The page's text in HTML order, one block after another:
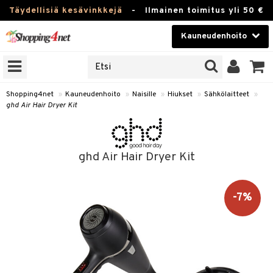
Täydellisiä kesävinkkejä - Ilmainen toimitus yli 50 €
Kauneudenhoito
Kauneudenhoito
Piilolinssit
Lelut, Lapsi & Vauva
Shopping4net » Kauneudenhoito » Naisille » Hiukset » Sähkölaitteet »
ghd Air Hair Dryer Kit
ghd Air Hair Dryer Kit
-7%